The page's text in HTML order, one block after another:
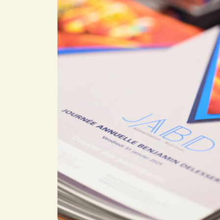
Abonnez-vous à
compte LinkedIn
nos actualités,
et les avancées
Abonnez-